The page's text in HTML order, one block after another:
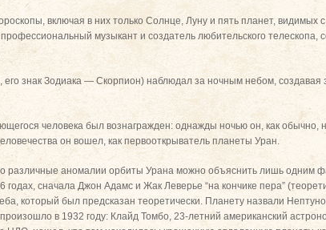
включая в них только Солнце, Луну и пять планет, видимых
музыкант и создатель любительского
его знак Зодиака — Скорпион) наблюдал за ночным небом,
человека был вознагражден: однажды ночью он, как обычно,
он вошел, как первооткрыватель планеты Уран.
различные аномалии орбиты Урана можно объяснить лишь одним
сначала Джон Адамс и Жак Леверье “на кончике пера”
который был предсказан теоретически. Планету назвали
в 1932 году: Клайд Томбо, 23-летний американский